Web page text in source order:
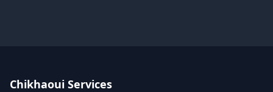
Chikhaoui Services